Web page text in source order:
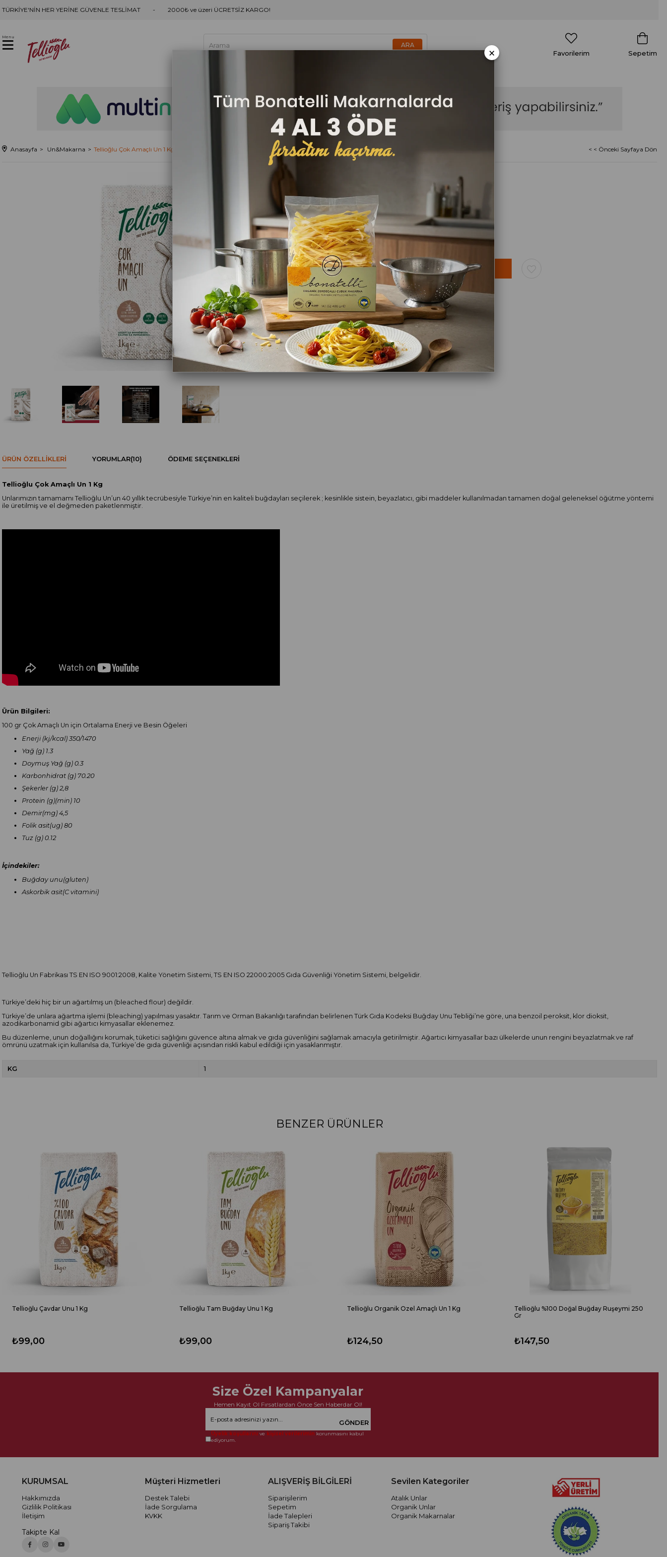
TÜRKİYE'NİN HER YERİNE GÜVENLE TESLİMAT 2000₺ ve üzeri ÜCRETSİZ KARGO!
Menu
Sepetim
Favorilerim
Anasayfa Un&Makarna Tellioğlu Çok Amaçlı Un 1 Kg < < Önceki Sayfaya Dön
Tellioğlu Çok Amaçlı Un 1 Kg
₺76,50
TAVSIYE ET YORUM YAZ
ÜRÜN ÖZELLIKLERI YORUMLAR(10) ÖDEME SEÇENEKLERI
Tellioğlu Çok Amaçlı Un 1 Kg
Unlarımızın tamamamı Tellioğlu Un’un 40 yıllık tecrübesiyle Türkiye’nin en kaliteli buğdayları seçilerek ; kesinlikle sistein, beyazlatıcı, gibi maddeler kullanılmadan tamamen doğal geleneksel öğütme yöntemi
ile üretilmiş ve el değmeden paketlenmiştir.
Ürün Bilgileri:
100 gr Çok Amaçlı Un için Ortalama Enerji ve Besin Öğeleri
Enerji (kj/kcal) 350/1470
Yağ (g) 1.3
Doymuş Yağ (g) 0.3
Karbonhidrat (g) 70.20
Şekerler (g) 2,8
Protein (g)(min) 10
Demir(mg) 4,5
Folik asit(ug) 80
Tuz (g) 0.12
İçindekiler:
Buğday unu(gluten)
Askorbik asit(C vitamini)
Tellioğlu Un Fabrikası TS EN ISO 9001:2008, Kalite Yönetim Sistemi, TS EN ISO 22000:2005 Gıda Güvenliği Yönetim Sistemi, belgelidir.
Türkiye’deki hiç bir un ağartılmış un (bleached flour) değildir.
Türkiye’de unlara ağartma işlemi (bleaching) yapılması yasaktır. Tarım ve Orman Bakanlığı tarafından belirlenen Türk Gıda Kodeksi Buğday Unu Tebliği’ne göre, una benzoil peroksit, klor dioksit,
azodikarbonamid gibi ağartıcı kimyasallar eklenemez.
Bu düzenleme, unun doğallığını korumak, tüketici sağlığını güvence altına almak ve gıda güvenliğini sağlamak amacıyla getirilmiştir. Ağartıcı kimyasallar bazı ülkelerde unun rengini beyazlatmak ve raf
ömrünü uzatmak için kullanılsa da, Türkiye’de gıda güvenliği açısından riskli kabul edildiği için yasaklanmıştır.
KG 1
BENZER ÜRÜNLER
Tellioğlu Çavdar Unu 1 Kg
₺99,00
Tellioğlu Tam Buğday Unu 1 Kg
₺99,00
Tellioğlu Organik Özel Amaçlı Un 1 Kg
₺124,50
Tellioğlu %100 Doğal Buğday Ruşeymi 250
Gr
₺147,50
Size Özel Kampanyalar
Hemen Kayıt Ol Fırsatlardan Önce Sen Haberdar Ol!
GÖNDER
Üyelik koşullarını ve kişisel verilerimin korunmasını kabul
ediyorum.
KURUMSAL
Hakkımızda
Gizlilik Politikası
İletişim
Takipte Kal
Müşteri Hizmetleri
Destek Talebi
İade Sorgulama
KVKK
ALIŞVERİŞ BİLGİLERİ
Siparişilerim
Sepetim
İade Talepleri
Sipariş Takibi
Sevilen Kategoriler
Atalık Unlar
Organik Unlar
Organik Makarnalar
×